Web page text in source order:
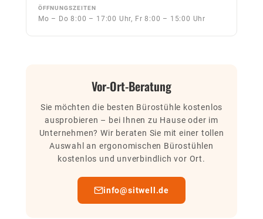
ÖFFNUNGSZEITEN
Mo – Do 8:00 – 17:00 Uhr, Fr 8:00 – 15:00 Uhr
Vor-Ort-Beratung
Sie möchten die besten Bürostühle kostenlos
ausprobieren – bei Ihnen zu Hause oder im
Unternehmen? Wir beraten Sie mit einer tollen
Auswahl an ergonomischen Bürostühlen
kostenlos und unverbindlich vor Ort.
info@sitwell.de